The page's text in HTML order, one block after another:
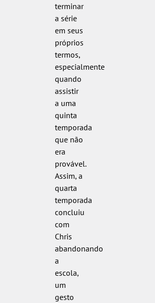
terminar
a série
em seus
próprios
termos,
especialmente
quando
assistir
a uma
quinta
temporada
que não
era
provável.
Assim, a
quarta
temporada
concluiu
com
Chris
abandonando
a
escola,
um
gesto